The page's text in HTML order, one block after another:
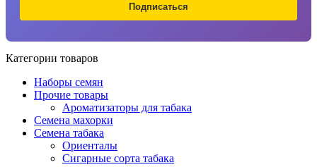
Подписаться
Категории товаров
Наборы семян
Прочие товары
Ароматизаторы для табака
Семена махорки
Семена табака
Ориенталы
Сигарные сорта табака